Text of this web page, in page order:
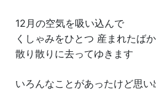
12月の空気を吸い込んで
くしゃみをひとつ 産まれたば
散り散りに去ってゆきます
いろんなことがあったけど思